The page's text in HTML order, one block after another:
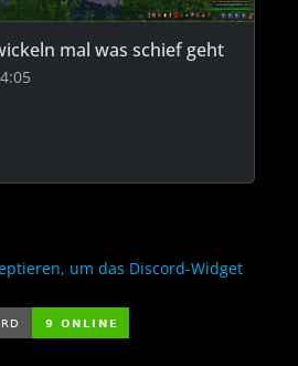
mal was schief geht
um das Discord-Widget